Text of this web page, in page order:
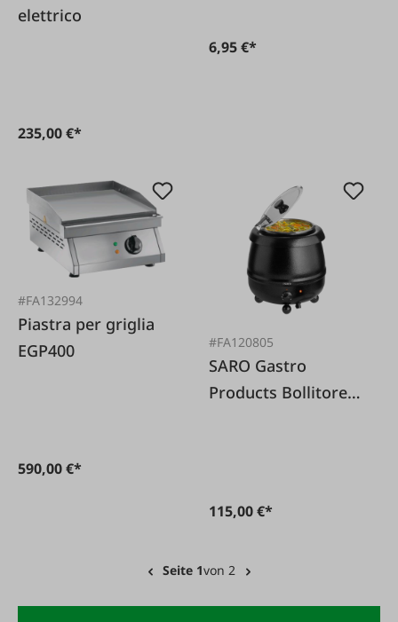
elettrico
235,00 €*
6,95 €*
#FA132994
Piastra per griglia
EGP400
590,00 €*
#FA120805
SARO Gastro
Products Bollitore
115,00 €*
Seite 1von 2